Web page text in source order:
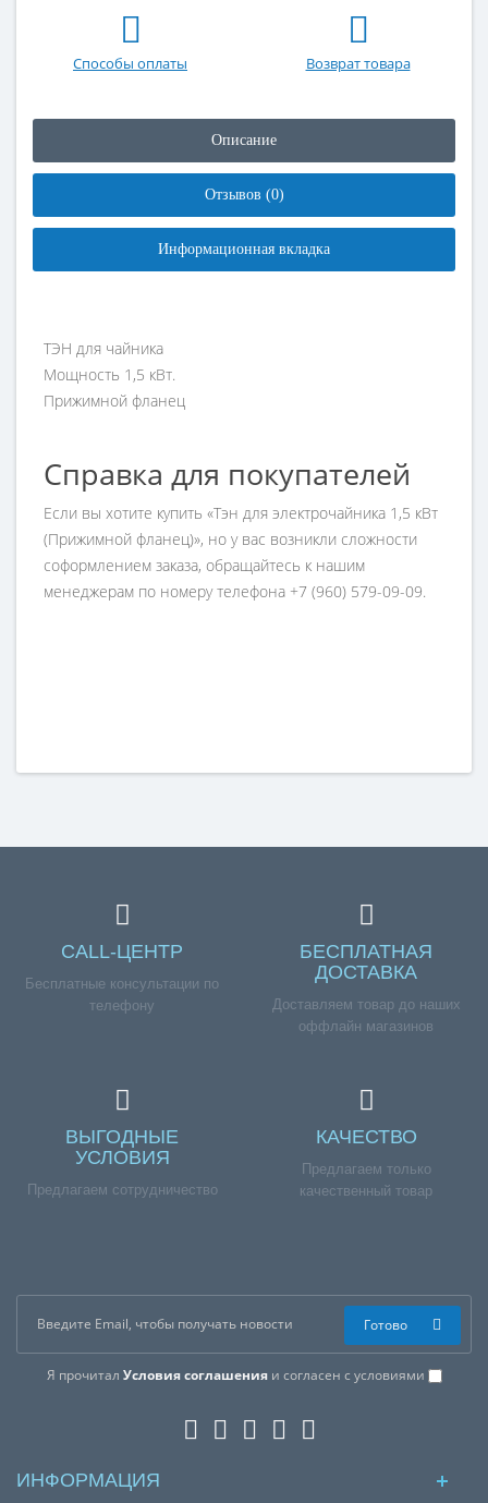
Способы оплаты Возврат товара
Описание
Отзывов (0)
Информационная вкладка
ТЭН для чайника
Мощность 1,5 кВт.
Прижимной фланец
Справка для покупателей
Если вы хотите купить «Тэн для электрочайника 1,5 кВт
(Прижимной фланец)», но у вас возникли сложности
соформлением заказа, обращайтесь к нашим
менеджерам по номеру телефона +7 (960) 579-09-09.
CALL-ЦЕНТР
Бесплатные консультации по
телефону
БЕСПЛАТНАЯ
ДОСТАВКА
Доставляем товар до наших
оффлайн магазинов
ВЫГОДНЫЕ
УСЛОВИЯ
Предлагаем сотрудничество
КАЧЕСТВО
Предлагаем только
качественный товар
Я прочитал Условия соглашенияи согласен с условиями
Готово
ИНФОРМАЦИЯ